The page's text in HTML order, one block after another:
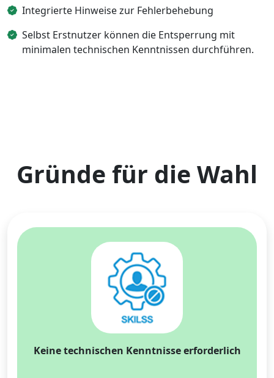
Integrierte Hinweise zur Fehlerbehebung
Selbst Erstnutzer können die Entsperrung mit
minimalen technischen Kenntnissen durchführen.
Gründe für die Wahl
Keine technischen Kenntnisse erforderlich
Sprachumschaltung